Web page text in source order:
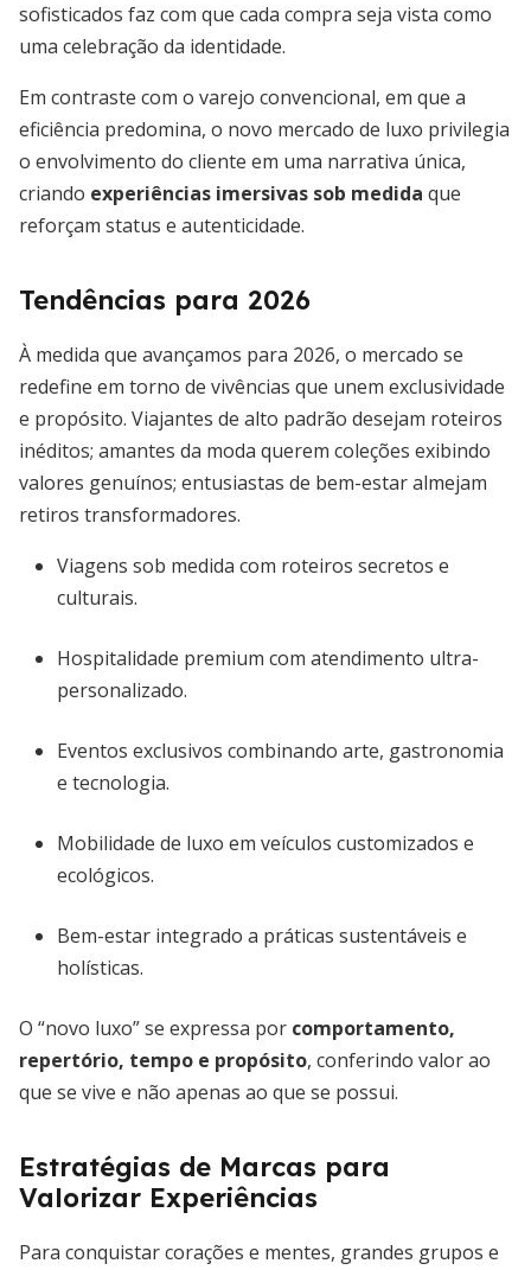
sofisticados faz com que cada compra seja vista como
uma celebração da identidade.
Em contraste com o varejo convencional, em que a
eficiência predomina, o novo mercado de luxo privilegia
o envolvimento do cliente em uma narrativa única,
criando experiências imersivas sob medida que
reforçam status e autenticidade.
Tendências para 2026
À medida que avançamos para 2026, o mercado se
redefine em torno de vivências que unem exclusividade
e propósito. Viajantes de alto padrão desejam roteiros
inéditos; amantes da moda querem coleções exibindo
valores genuínos; entusiastas de bem-estar almejam
retiros transformadores.
Viagens sob medida com roteiros secretos e
culturais.
Hospitalidade premium com atendimento ultra-
personalizado.
Eventos exclusivos combinando arte, gastronomia
e tecnologia.
Mobilidade de luxo em veículos customizados e
ecológicos.
Bem-estar integrado a práticas sustentáveis e
holísticas.
O “novo luxo” se expressa por comportamento,
repertório, tempo e propósito, conferindo valor ao
que se vive e não apenas ao que se possui.
Estratégias de Marcas para
Valorizar Experiências
Para conquistar corações e mentes, grandes grupos e